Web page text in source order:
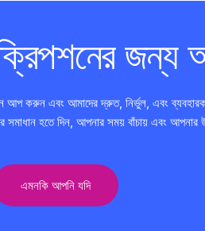
জন্য
করুন এবং আমাদের দ্রুত, নির্ভুল, এবং
হতে দিন, আপনার সময় বাঁচায় এবং আপনার
এমনকি আপনি যদি